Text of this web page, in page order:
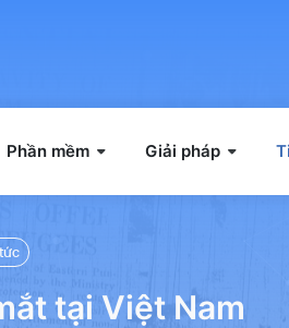
Phần mềm Giải pháp
tại Việt Nam